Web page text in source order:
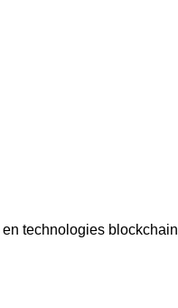
technologies blockchain